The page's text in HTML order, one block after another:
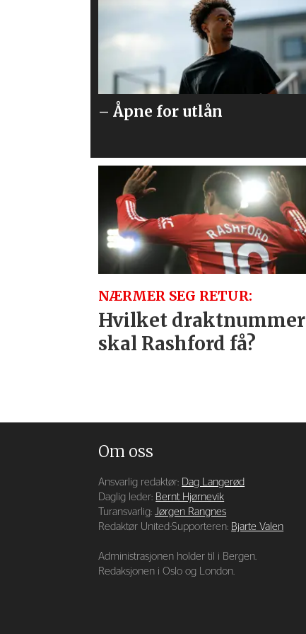
Så mye får United for Vitek
NÆRMER SEG RETUR:
Hvilket draktnummer
skal Rashford få?
Om oss
Ansvarlig redaktør: Dag Langerød
Daglig leder: Bernt Hjørnevik
Turansvarlig:Jørgen Rangnes
Redaktør United-Supporteren: Bjarte Valen
Administrasjonen holder til i Bergen.
Redaksjonen i Oslo og London.